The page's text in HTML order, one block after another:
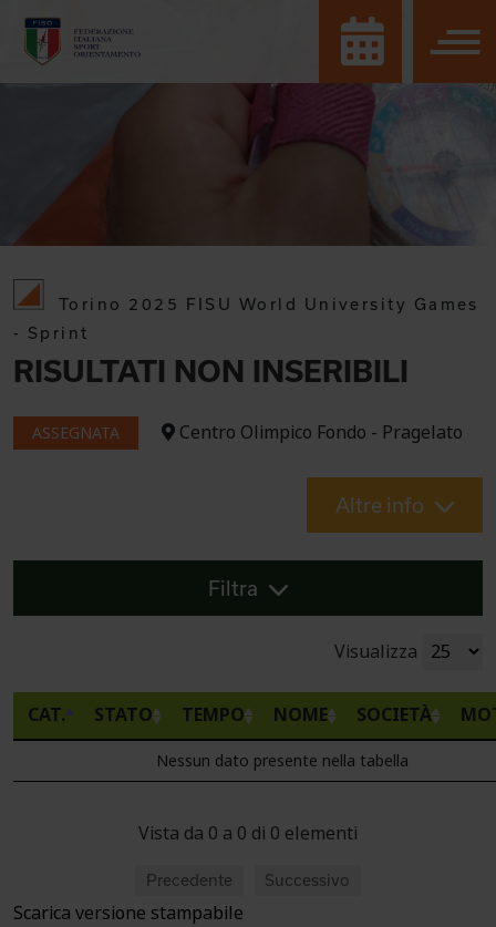
Torino 2025 FISU World University Games
- Sprint
RISULTATI NON INSERIBILI
ASSEGNATA Centro Olimpico Fondo - Pragelato
Altre info
Filtra
Visualizza
CAT. STATO TEMPO NOME SOCIETÀ
Nessun dato presente nella tabella
Vista da 0 a 0 di 0 elementi
Precedente Successivo
Scarica versione stampabile